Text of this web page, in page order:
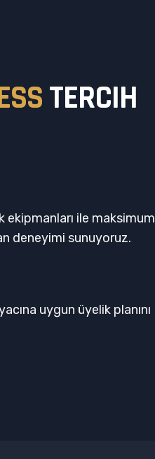
SSTERCIH
ekipmanları ile maksimum
deneyimi sunuyoruz.
uygun üyelik planını